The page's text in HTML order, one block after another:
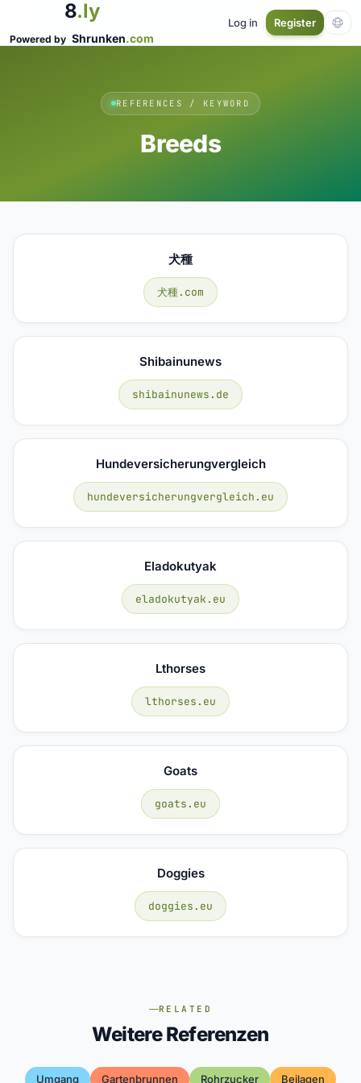
8.ly
Powered by Shrunken.com
Log in Register
REFERENCES / KEYWORD
Breeds
犬種
犬種.com
Shibainunews
shibainunews.de
Hundeversicherungvergleich
hundeversicherungvergleich.eu
Eladokutyak
eladokutyak.eu
Lthorses
lthorses.eu
Goats
goats.eu
Doggies
doggies.eu
RELATED
Weitere Referenzen
Umgang Gartenbrunnen Rohrzucker Beilagen